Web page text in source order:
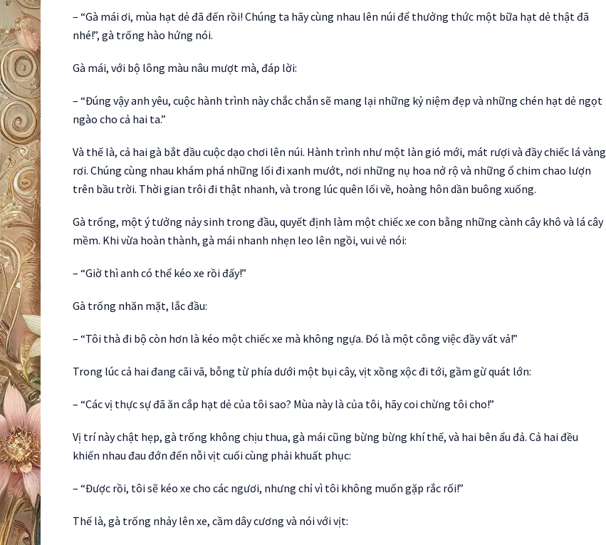
– “Gà mái ơi, mùa hạt dẻ đã đến rồi! Chúng ta hãy cùng nhau lên núi để thưởng thức một bữa hạt dẻ thật đã
nhé!”, gà trống hào hứng nói.
Gà mái, với bộ lông màu nâu mượt mà, đáp lời:
– “Đúng vậy anh yêu, cuộc hành trình này chắc chắn sẽ mang lại những kỷ niệm đẹp và những chén hạt dẻ ngọt
ngào cho cả hai ta.”
Và thế là, cả hai gà bắt đầu cuộc dạo chơi lên núi. Hành trình như một làn gió mới, mát rượi và đầy chiếc lá vàng
rơi. Chúng cùng nhau khám phá những lối đi xanh mướt, nơi những nụ hoa nở rộ và những ổ chim chao lượn
trên bầu trời. Thời gian trôi đi thật nhanh, và trong lúc quên lối về, hoàng hôn dần buông xuống.
Gà trống, một ý tưởng nảy sinh trong đầu, quyết định làm một chiếc xe con bằng những cành cây khô và lá cây
mềm. Khi vừa hoàn thành, gà mái nhanh nhẹn leo lên ngồi, vui vẻ nói:
– “Giờ thì anh có thể kéo xe rồi đấy!”
Gà trống nhăn mặt, lắc đầu:
– “Tôi thà đi bộ còn hơn là kéo một chiếc xe mà không ngựa. Đó là một công việc đầy vất vả!”
Trong lúc cả hai đang cãi vã, bỗng từ phía dưới một bụi cây, vịt xồng xộc đi tới, gầm gừ quát lớn:
– “Các vị thực sự đã ăn cắp hạt dẻ của tôi sao? Mùa này là của tôi, hãy coi chừng tôi cho!”
Vị trí này chật hẹp, gà trống không chịu thua, gà mái cũng bừng bừng khí thế, và hai bên ẩu đả. Cả hai đều
khiến nhau đau đớn đến nỗi vịt cuối cùng phải khuất phục:
– “Được rồi, tôi sẽ kéo xe cho các ngươi, nhưng chỉ vì tôi không muốn gặp rắc rối!”
Thế là, gà trống nhảy lên xe, cầm dây cương và nói với vịt: